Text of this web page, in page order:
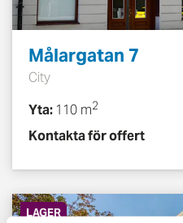
Målargatan 7
City
Yta:110 m2
Kontakta för offert
LAGER